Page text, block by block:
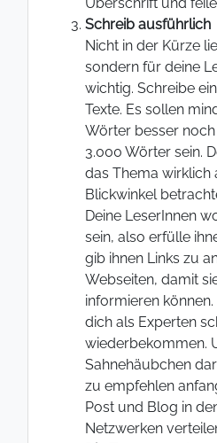
Schreib ausführlich
Nicht in der Kürze
sondern für deine
wichtig. Schreibe
Texte. Es sollen
Wörter besser
3.000 Wörter sein.
das Thema wirklich
Blickwinkel
Deine LeserInnen
sein, also erfülle
gib ihnen Links zu
Webseiten, damit
informieren
dich als Experten
wiederbekommen.
Sahnehäubchen
zu empfehlen
Post und Blog in
Netzwerken